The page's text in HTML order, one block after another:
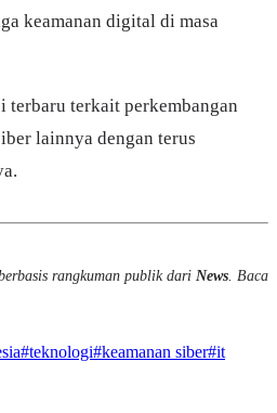
keamanan digital di masa
terbaru terkait perkembangan
lainnya dengan terus
rangkuman publik dari News . Baca
#teknologi#keamanan siber#it